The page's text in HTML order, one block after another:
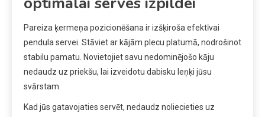
Pareiza ķermeņa pozicionēšana ir izšķiroša efektīvai
pendula servei. Stāviet ar kājām plecu platumā, nodrošinot
stabilu pamatu. Novietojiet savu nedominējošo kāju
nedaudz uz priekšu, lai izveidotu dabisku leņķi jūsu
svārstam.
Kad jūs gatavojaties servēt, nedaudz noliecieties uz